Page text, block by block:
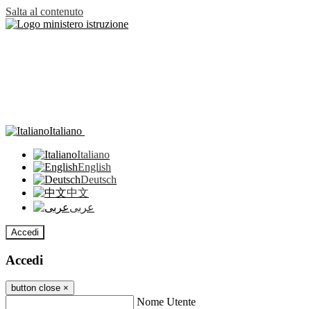
Salta al contenuto
Italiano
Italiano
English
Deutsch
中文
عربى
Accedi
Accedi
button close ×
Nome Utente